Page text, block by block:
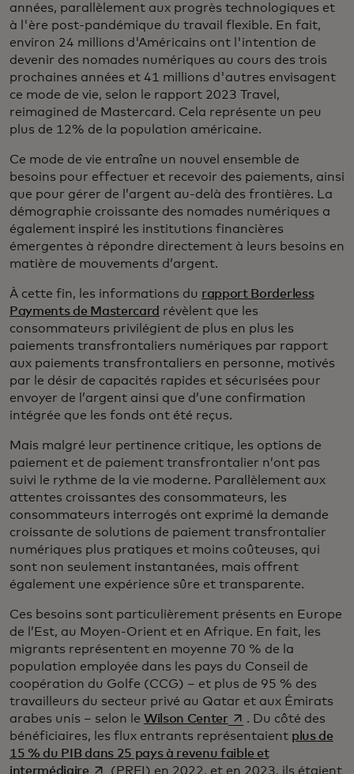
années, parallèlement aux progrès technologiques et
à l'ère post-pandémique du travail flexible. En fait,
environ 24 millions d'Américains ont l'intention de
devenir des nomades numériques au cours des trois
prochaines années et 41 millions d'autres envisagent
ce mode de vie, selon le rapport 2023 Travel,
reimagined de Mastercard. Cela représente un peu
plus de 12% de la population américaine.
Ce mode de vie entraîne un nouvel ensemble de
besoins pour effectuer et recevoir des paiements, ainsi
que pour gérer de l’argent au-delà des frontières. La
démographie croissante des nomades numériques a
également inspiré les institutions financières
émergentes à répondre directement à leurs besoins en
matière de mouvements d’argent.
À cette fin, les informations du rapport Borderless
Payments de Mastercard révèlent que les
consommateurs privilégient de plus en plus les
paiements transfrontaliers numériques par rapport
aux paiements transfrontaliers en personne, motivés
par le désir de capacités rapides et sécurisées pour
envoyer de l’argent ainsi que d’une confirmation
intégrée que les fonds ont été reçus.
Mais malgré leur pertinence critique, les options de
paiement et de paiement transfrontalier n’ont pas
suivi le rythme de la vie moderne. Parallèlement aux
attentes croissantes des consommateurs, les
consommateurs interrogés ont exprimé la demande
croissante de solutions de paiement transfrontalier
numériques plus pratiques et moins coûteuses, qui
sont non seulement instantanées, mais offrent
également une expérience sûre et transparente.
Ces besoins sont particulièrement présents en Europe
de l’Est, au Moyen-Orient et en Afrique. En fait, les
migrants représentent en moyenne 70 % de la
population employée dans les pays du Conseil de
coopération du Golfe (CCG) – et plus de 95 % des
travailleurs du secteur privé au Qatar et aux Émirats
arabes unis – selon le Wilson Centers’ouvre dans un
. Du côté des
bénéficiaires, les flux entrants représentaient plus de
15 % du PIB dans 25 pays à revenu faible et
intermédiaires’ouvre dans un nouvel onglet
(PRFI) en 2022, et en 2023, ils étaient